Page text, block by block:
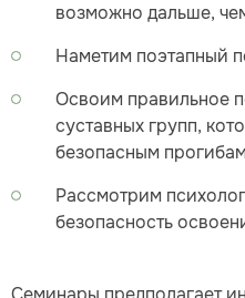
возможно дальше,
Наметим поэтапный
Освоим правильное
суставных групп,
безопасным
Рассмотрим
безопасность